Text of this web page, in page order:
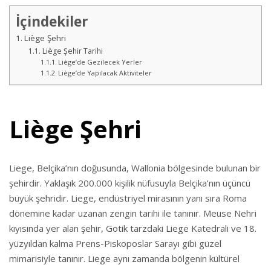
İçindekiler
Liège Şehri
Liège Şehir Tarihi
Liège’de Gezilecek Yerler
Liège’de Yapılacak Aktiviteler
Liège Şehri
Liege, Belçika’nın doğusunda, Wallonia bölgesinde bulunan bir
şehirdir. Yaklaşık 200.000 kişilik nüfusuyla Belçika’nın üçüncü
büyük şehridir. Liege, endüstriyel mirasının yanı sıra Roma
dönemine kadar uzanan zengin tarihi ile tanınır. Meuse Nehri
kıyısında yer alan şehir, Gotik tarzdaki Liege Katedrali ve 18.
yüzyıldan kalma Prens-Piskoposlar Sarayı gibi güzel
mimarisiyle tanınır. Liege aynı zamanda bölgenin kültürel